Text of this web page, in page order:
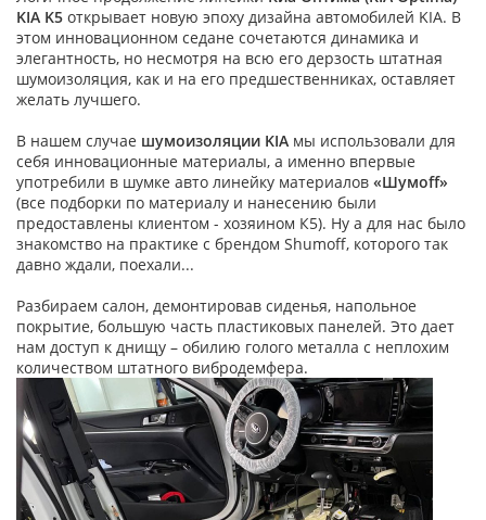
KIA K5 открывает новую эпоху дизайна автомобилей KIA. В
этом инновационном седане сочетаются динамика и
элегантность, но несмотря на всю его дерзость штатная
шумоизоляция, как и на его предшественниках, оставляет
желать лучшего.
В нашем случае шумоизоляции KIA мы использовали для
себя инновационные материалы, а именно впервые
употребили в шумке авто линейку материалов «Шумоff»
(все подборки по материалу и нанесению были
предоставлены клиентом - хозяином К5). Ну а для нас было
знакомство на практике с брендом Shumoff, которого так
давно ждали, поехали...
Разбираем салон, демонтировав сиденья, напольное
покрытие, большую часть пластиковых панелей. Это дает
нам доступ к днищу – обилию голого металла с неплохим
количеством штатного вибродемфера.